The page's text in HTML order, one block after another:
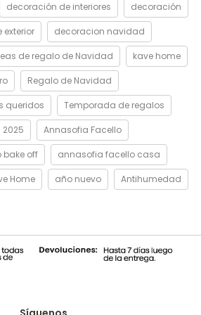
decoración de interiores decoración
exterior decoracion navidad
de regalo de Navidad kave home
Regalo de Navidad
queridos Temporada de regalos
2025 Annasofia Facello
off annasofia facello casa
Home año nuevo Antihumedad